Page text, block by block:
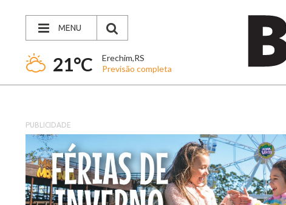
MENU
21°C
Erechim,RS
Previsão completa
PUBLICIDADE